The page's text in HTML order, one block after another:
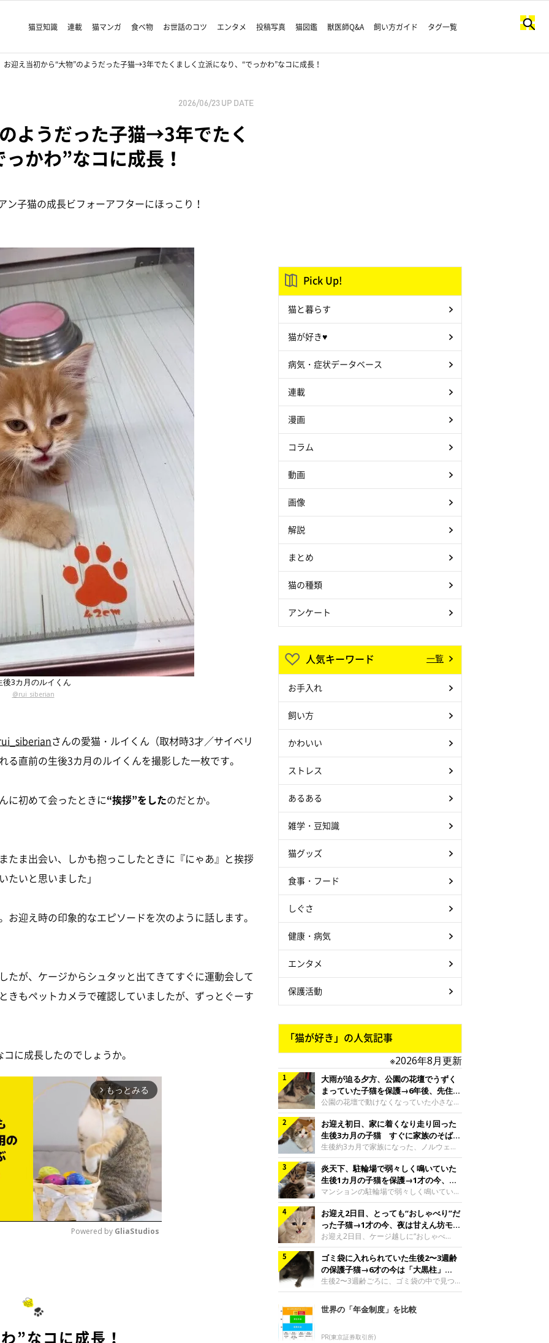
猫豆知識 連載 猫マンガ 食べ物 お世話のコツ エンタメ 投稿写真 猫図鑑 獣医師Q&A 飼い方ガイド タグ一覧
お迎え当初から“大物”のようだった子猫→3年でたくましく立派になり、“でっかわ”なコに成長！
2026/06/23 UP DATE
ようだった子猫→3年でたく
かわ”なコに成長！
子猫の成長ビフォーアフターにほっこり！
後3カ月のルイくん
@rui_siberian
さんの愛猫・ルイくん（取材時3才／サイベリ
直前の生後3カ月のルイくんを撮影した一枚です。
に初めて会ったときに“挨拶”をしたのだとか。
たま出会い、しかも抱っこしたときに『にゃあ』と挨拶
いと思いました」
迎え時の印象的なエピソードを次のように話します。
たが、ケージからシュタッと出てきてすぐに運動会して
きもペットカメラで確認していましたが、ずっとぐーす
に成長したのでしょうか。
arrow_forward_ios もっとみる
Powered by GliaStudios
”なコに成長！
Pick Up!
猫と暮らす
猫が好き♥
病気・症状データベース
連載
漫画
コラム
動画
画像
解説
まとめ
猫の種類
アンケート
人気キーワード 一覧
お手入れ
飼い方
かわいい
ストレス
あるある
雑学・豆知識
猫グッズ
食事・フード
しぐさ
健康・病気
エンタメ
保護活動
「猫が好き」の人気記事
※2026年8月更新
大雨が迫る夕方、公園の花壇でうずく
まっていた子猫を保護→6年後、先住猫
と“姉妹”のような関係に
公園の花壇で動けなくなっていた小さな子
猫。家族に迎えられてから6年、先住猫と
の間には深い絆が育まれていました。保護
当時のティダちゃん。
@muumuu62197189紹介するのは、
X（旧Twitter）ユーザー
@muumuu62197189さんの愛猫・ティダ
ちゃん（取材時6才）の成長記録です。こ
ちらは、生後3カ月ごろのティダちゃん。
飼い主さんが出会ったのは、夜から大雨に
なると予報されていた日の夕方でした。花
壇で動けずにいた子猫保護したばかりのテ
ィダちゃん。@muumuu62197189飼い主
さんは、公園の
お迎え初日、家に着くなり走り回った
生後3カ月の子猫 すぐに家族のそばで
落ち着く姿に「迎えてよかった」
生後約3カ月で家族になった、ノルウェー
ジャンフォレストキャットの子猫。お迎え
翌日には、すでに家でくつろぐ様子を見せ
ていました。お迎え翌日、ベッドでうとう
とするむうちゃんお迎え翌日のむうちゃ
ん。@umimugi0304紹介するのは、
Instagramユーザー@umimugi0304さんの
愛猫・むうちゃん（撮影時、生後約3カ月
／ノルウェージャンフォレストキャッ
ト）。こちらは、お迎え翌日に撮影された
一枚。ゴハンをお腹いっぱい食べたむうち
ゃんは眠くなり、飼い主さん夫婦のベッド
でうとうとし始めたのだとか。飼い主さ
炎天下、駐輪場で弱々しく鳴いていた
生後1カ月の子猫を保護→1才の今、筋
肉質でツンデレなコに成長
マンションの駐輪場で弱々しく鳴いてい
た、生後1カ月ほどの子猫。家族に迎えら
れてから1年、体も行動も大きく成長しま
した。炎天下の駐輪場で鳴いていた小さな
子猫保護当時のモモちゃん。@Kingponzu
紹介するのは、X（旧Twitter）ユーザー
@Kingponzuさんの愛猫・モモちゃん（取
材時1才）の成長記録です。こちらは、モ
モちゃんが生後1カ月ごろに撮影された一
枚。飼い主さんの自宅マンションの駐輪場
です。子猫時代のモモちゃん。
お迎え2日目、とっても“おしゃべり”だ
った子猫→1才の今、夜は甘えん坊モー
ドになるコに成長！
お迎え2日目、ケージ越しに“おしゃべ
り”する姿を見せていた子猫。1才になった
今も見せる愛らしい姿にキュンとします。
お迎え2日目、ケージ越しに何かを伝える
ももちゃん“おしゃべり”なももちゃん。
@poocoonyan紹介するのは、Instagram
ユーザー@poocoonyanさんの愛猫・もも
ちゃん（取材時1才／マンチカン）です。
を過ぎたころ、お迎え2日目に撮影された
ゴミ袋に入れられていた生後2〜3週齢
の保護子猫→6才の今は「大黒柱」
に！ 美しい黒猫に成長した姿にグッ
とくる
生後2〜3週齢ごろに、ゴミ袋の中で見つか
った小さな命。ミルクから育てられたその
子猫は今、家族に欠かせない存在へと成長
しました。ゴミ袋の中で見つかった、ミニ
たころの、生後2〜3週齢ごろのドンちゃ
世界の「年金制度」を比較
PR(東京証券取引所)